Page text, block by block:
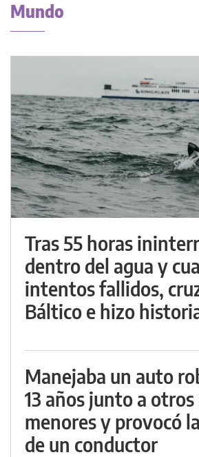
Mundo
Tras 55 horas
dentro del agua y
intentos fallidos,
Báltico e hizo
Manejaba un auto
13 años junto a otros
menores y provocó
de un conductor